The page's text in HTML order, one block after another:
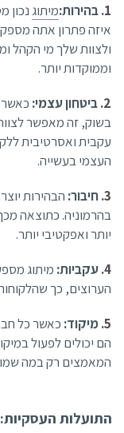
בהירות:מיתוגנכון
איזה פתרון אתה
ולצוות שלך מי הקהל
וממוקדות יותר.
ביטחון עצמי:
בשוק, זה מאפשר
עקבית ואסרטיבית
העצמי בעשייה.
חיבור: הבהירות
בהרמוניה. כתוצאה
יותר ואפקטיבי יותר.
עקביות: מיתוג
הערוצים, כך
מיקוד: כאשר כל
הם יכולים לפעול
המאמצים רק במה
התועלות העסקיות: